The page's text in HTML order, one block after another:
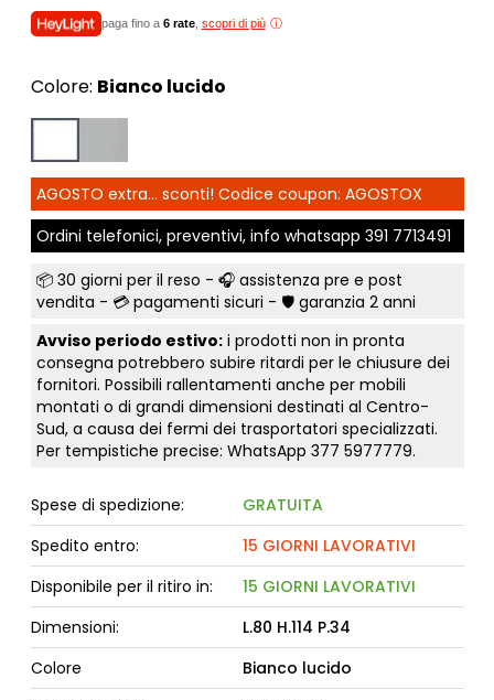
paga fino a 6 rate, scopri di più
Colore: Bianco lucido
AGOSTO extra... sconti! Codice coupon: AGOSTOX
Ordini telefonici, preventivi, info whatsapp 391 7713491
📦 30 giorni per il reso - 🎧 assistenza pre e post
vendita - 💳 pagamenti sicuri - 🛡️ garanzia 2 anni
Avviso periodo estivo:i prodotti non in pronta
consegna potrebbero subire ritardi per le chiusure dei
fornitori. Possibili rallentamenti anche per mobili
montati o di grandi dimensioni destinati al Centro-
Sud, a causa dei fermi dei trasportatori specializzati.
Per tempistiche precise: WhatsApp 377 5977779.
Spese di spedizione:
GRATUITA
Spedito entro:
15 GIORNI LAVORATIVI
Disponibile per il ritiro in:
15 GIORNI LAVORATIVI
Dimensioni:
L.80 H.114 P.34
Colore
Bianco lucido